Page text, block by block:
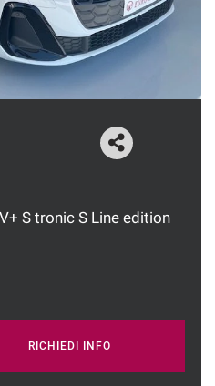
S tronic S Line edition
RICHIEDI INFO